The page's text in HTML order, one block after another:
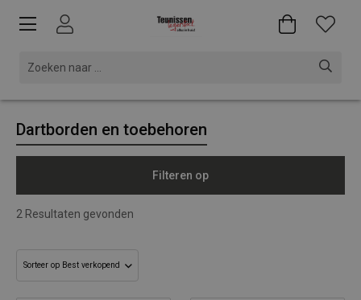
Dartborden en toebehoren
Filteren op
2 Resultaten gevonden